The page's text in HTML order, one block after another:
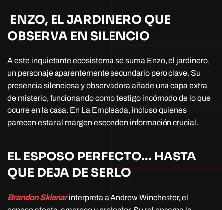
ENZO, EL JARDINERO QUE
OBSERVA EN SILENCIO
A este inquietante ecosistema se suma Enzo, el jardinero,
un personaje aparentemente secundario pero clave. Su
presencia silenciosa y observadora añade una capa extra
de misterio, funcionando como testigo incómodo de lo que
ocurre en la casa. En La Empleada, incluso quienes
parecen estar al margen esconden información crucial.
EL ESPOSO PERFECTO… HASTA
QUE DEJA DE SERLO
Brandon Sklenarinterpreta a Andrew Winchester, el